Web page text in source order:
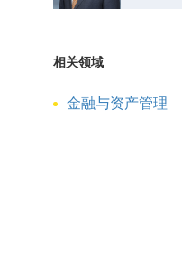
相关领域
金融与资产管理